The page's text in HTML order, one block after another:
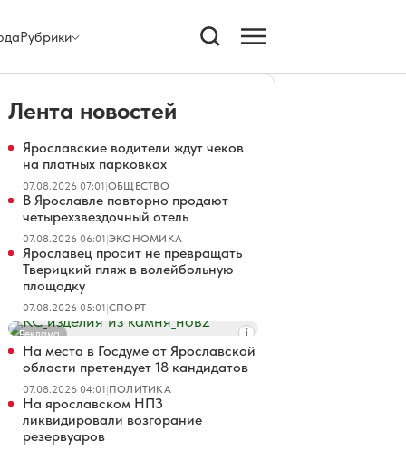
Рубрики
Лента новостей
Ярославские водители ждут чеков
на платных парковках
07.08.2026 07:01|ОБЩЕСТВО
В Ярославле повторно продают
четырехзвездочный отель
07.08.2026 06:01|ЭКОНОМИКА
Ярославец просит не превращать
Тверицкий пляж в волейбольную
площадку
07.08.2026 05:01|СПОРТ
Реклама
На места в Госдуме от Ярославской
области претендует 18 кандидатов
07.08.2026 04:01|ПОЛИТИКА
На ярославском НПЗ
ликвидировали возгорание
резервуаров